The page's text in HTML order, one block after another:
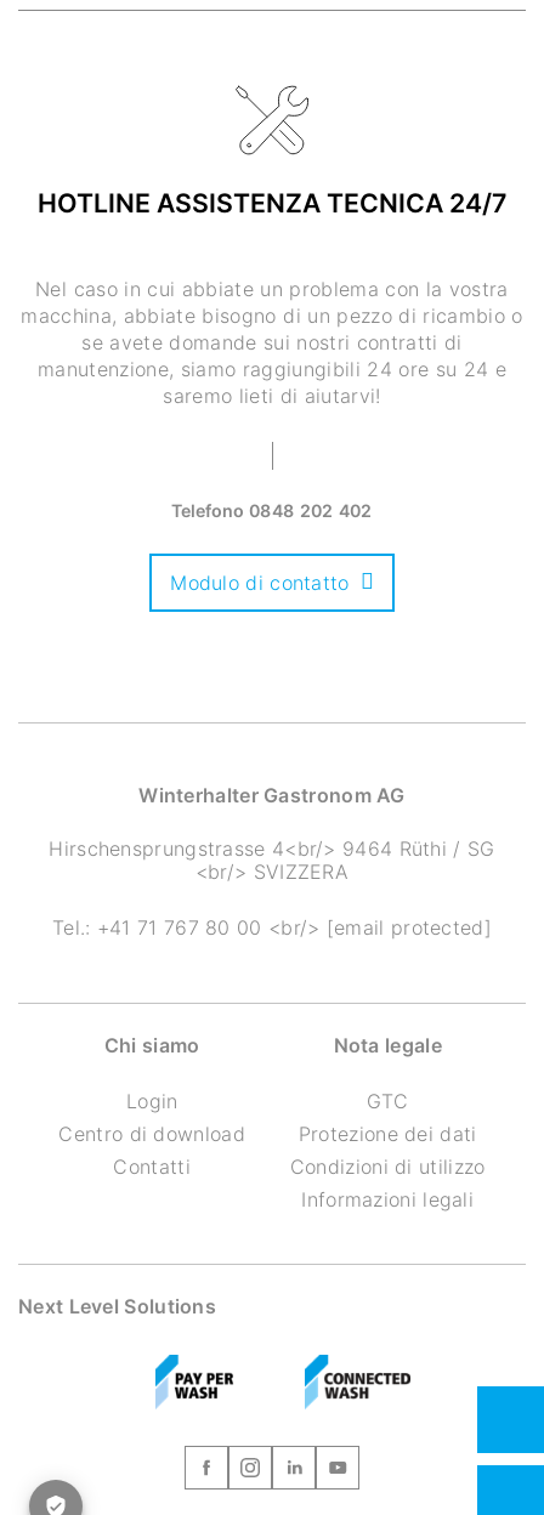
HOTLINE ASSISTENZA TECNICA 24/7
Nel caso in cui abbiate un problema con la vostra
macchina, abbiate bisogno di un pezzo di ricambio o
se avete domande sui nostri contratti di
manutenzione, siamo raggiungibili 24 ore su 24 e
saremo lieti di aiutarvi!
Telefono0848 202 402
Modulo di contatto
Winterhalter Gastronom AG
Hirschensprungstrasse 4<br/> 9464 Rüthi / SG
<br/> SVIZZERA
Tel.: +41 71 767 80 00 <br/> [email protected]
Chi siamo
Login
Centro di download
Contatti
Nota legale
GTC
Protezione dei dati
Condizioni di utilizzo
Informazioni legali
Next Level Solutions